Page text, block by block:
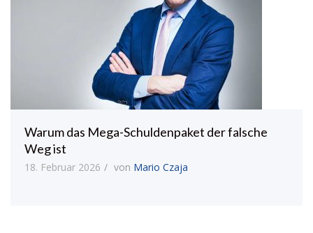
Warum das Mega-Schuldenpaket der falsche
Weg ist
18. Februar 2026 von Mario Czaja